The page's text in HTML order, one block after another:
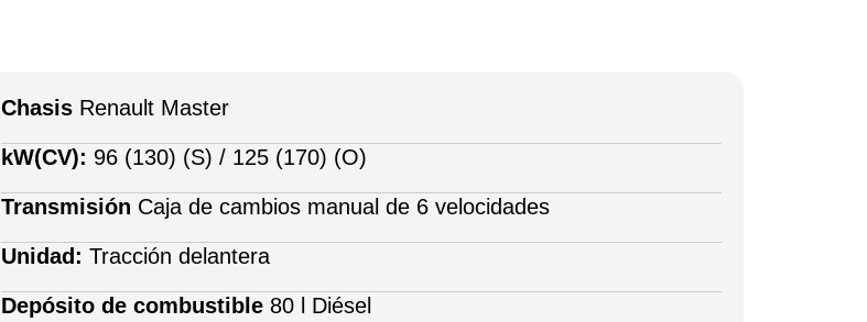
Chasis Renault Master
kW(CV): 96 (130) (S) / 125 (170) (O)
Transmisión Caja de cambios manual de 6 velocidades
Unidad: Tracción delantera
Depósito de combustible 80 l Diésel